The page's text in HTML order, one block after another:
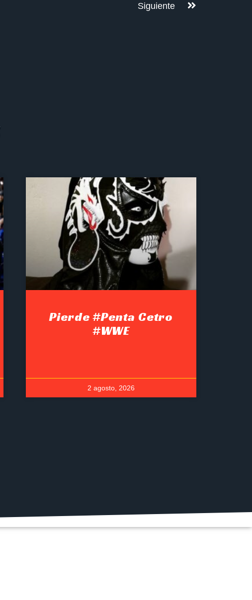
Siguiente
Pierde #Penta Cetro
#WWE
2 agosto, 2026